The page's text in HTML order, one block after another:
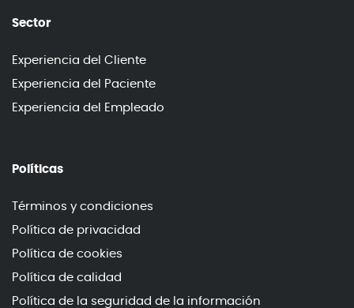
Sector
Experiencia del Cliente
Experiencia del Paciente
Experiencia del Empleado
Políticas
Términos y condiciones
Política de privacidad
Política de cookies
Política de calidad
Política de la seguridad de la información